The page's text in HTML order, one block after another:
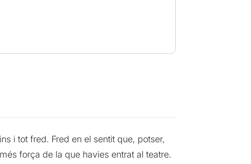
i tot fred. Fred en el sentit que, potser,
força de la que havies entrat al teatre.